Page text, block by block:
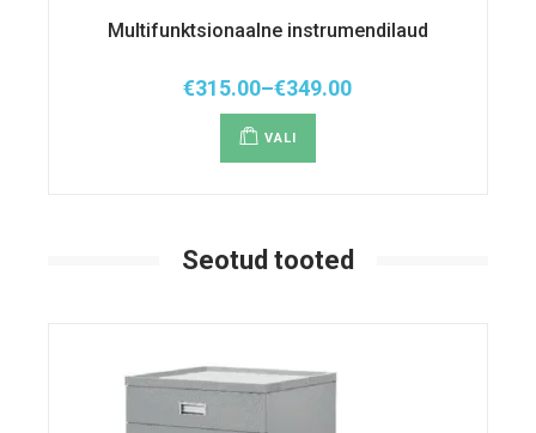
Multifunktsionaalne instrumendilaud
€315.00–€349.00
Hinnavahemik:
€315.00
kuni
€349.00
VALI
mitu
tootelehel.
Seotud tooted